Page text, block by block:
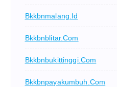
Bkkbnmalang.id
Bkkbnblitar.com
Bkkbnbukittinggi.com
Bkkbnpayakumbuh.com